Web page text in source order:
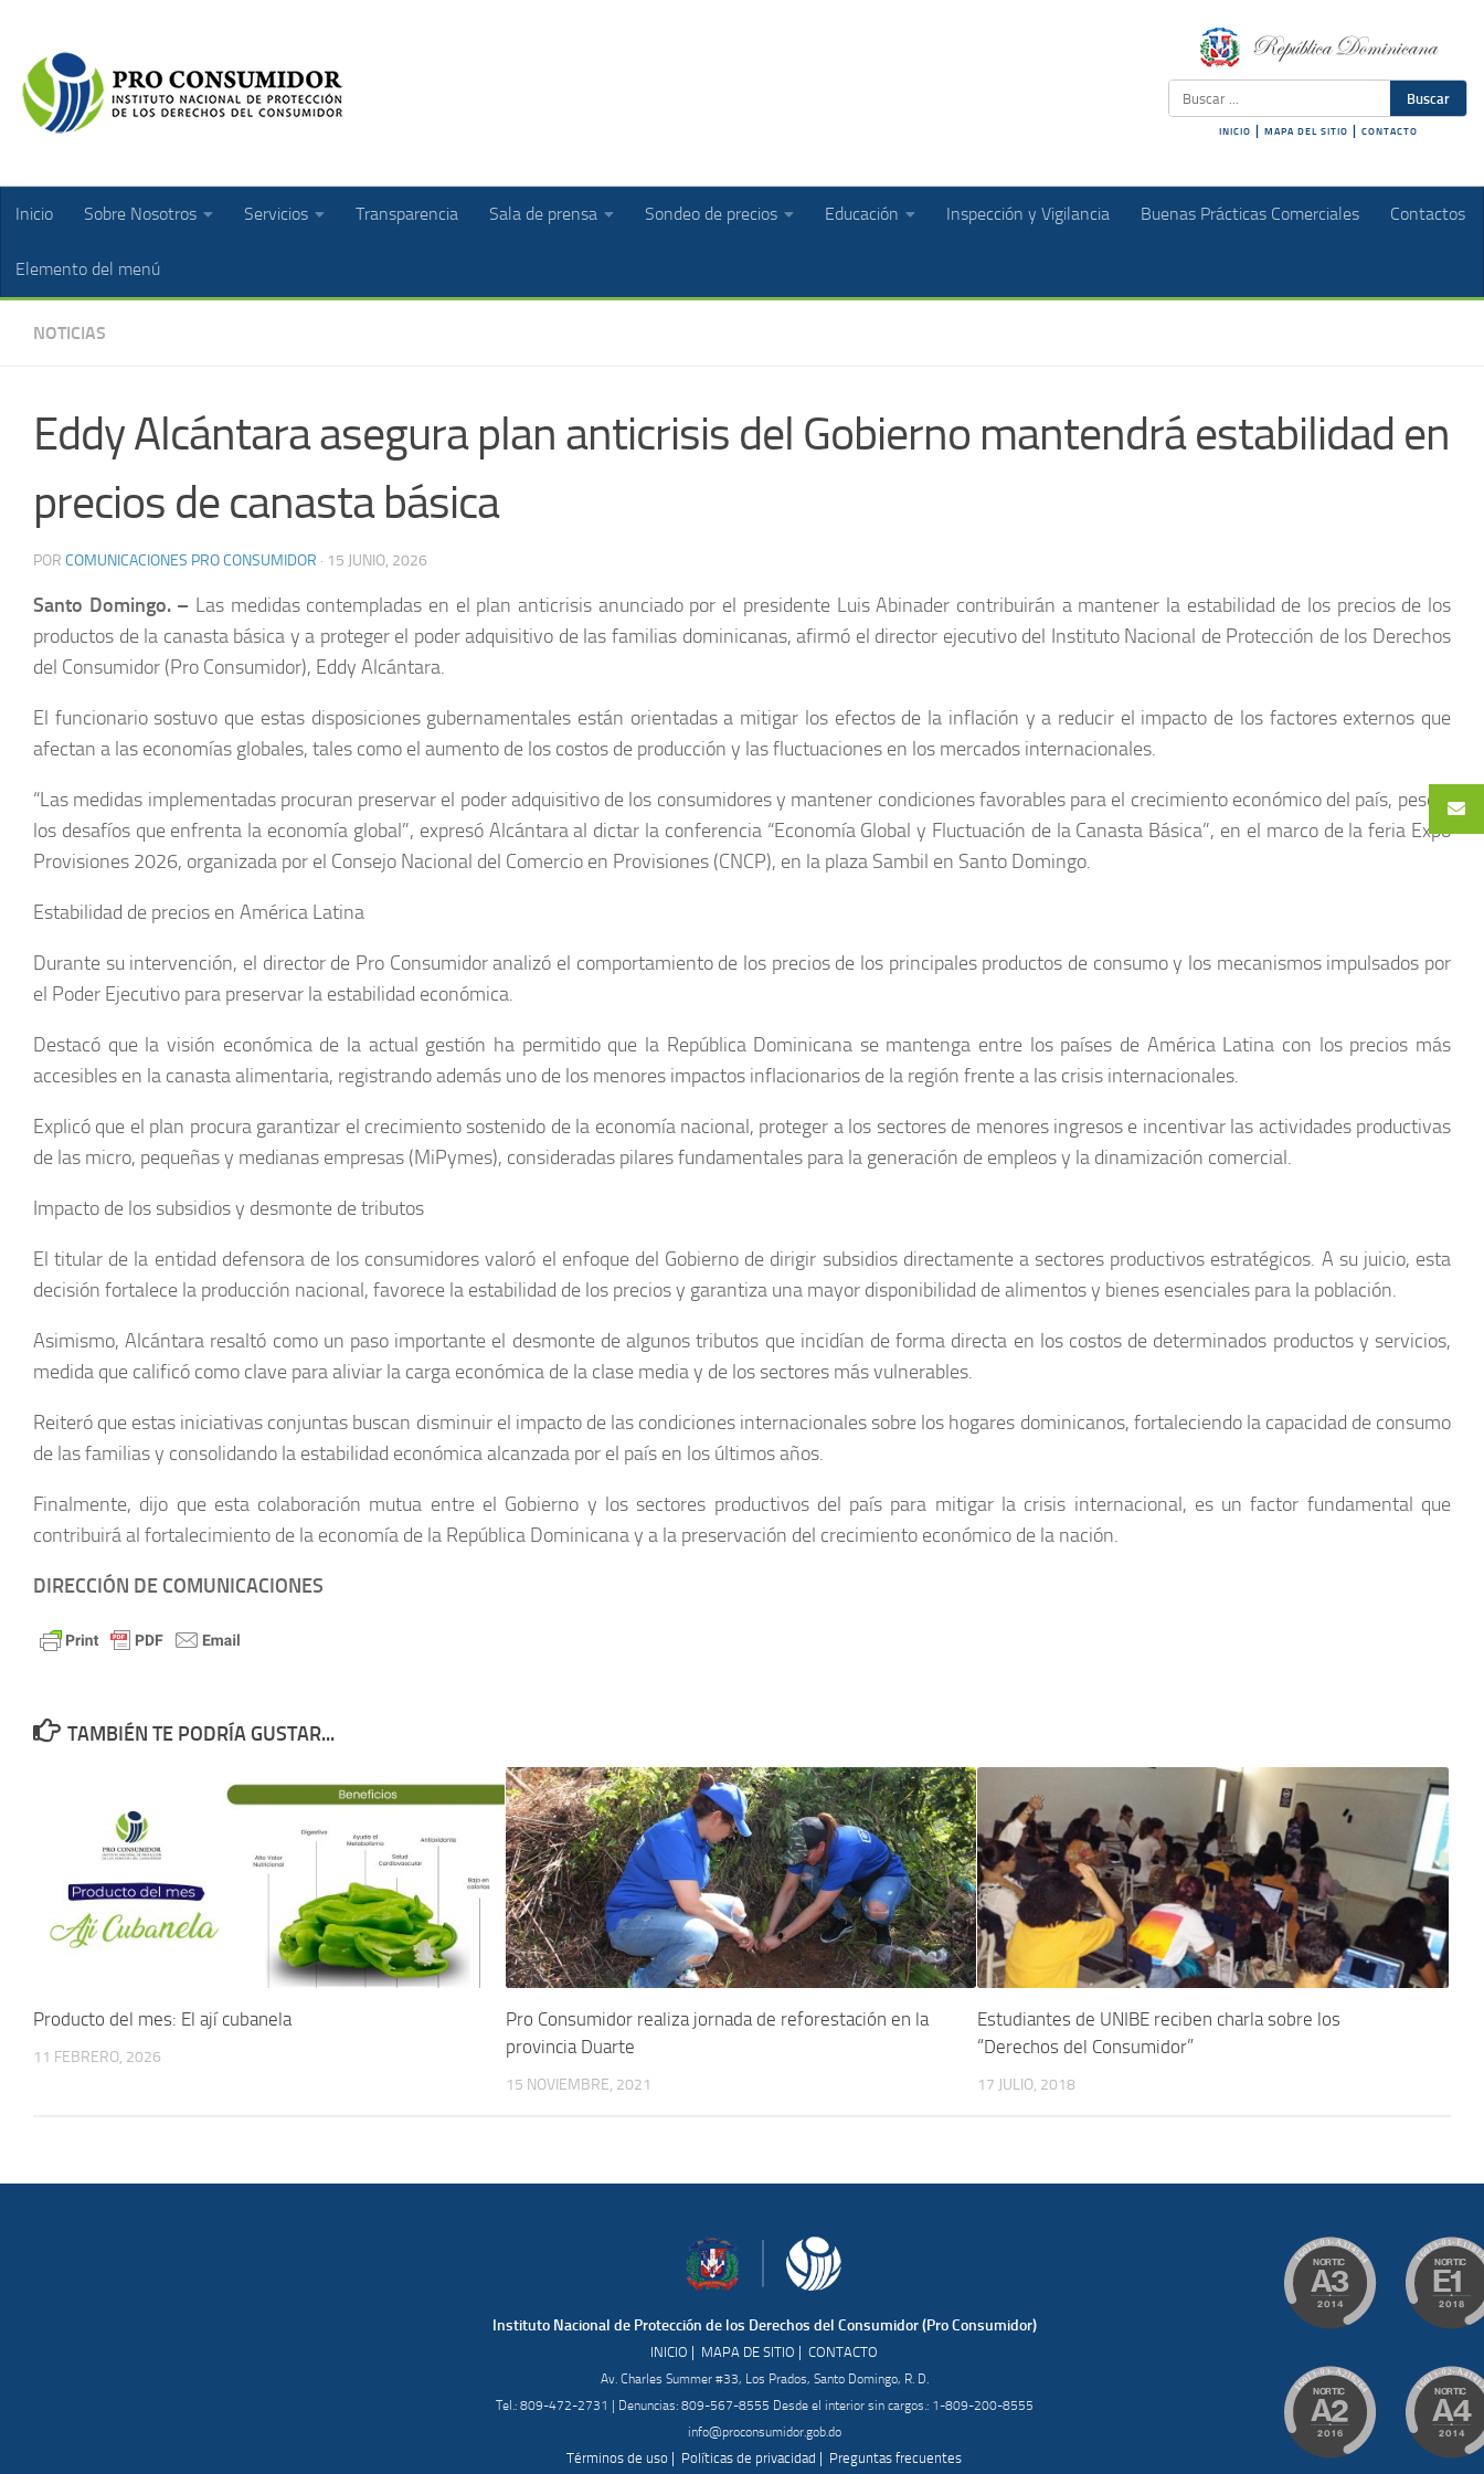
Buscar
INICIO MAPA DEL SITIO CONTACTO
Inicio Sobre Nosotros Servicios Transparencia Sala de prensa Sondeo de precios Educación Inspección y Vigilancia Buenas Prácticas Comerciales Contactos
Elemento del menú
NOTICIAS
Eddy Alcántara asegura plan anticrisis del Gobierno mantendrá estabilidad en
precios de canasta básica
POR COMUNICACIONES PRO CONSUMIDOR · 15 JUNIO, 2026
Santo Domingo. – Las medidas contempladas en el plan anticrisis anunciado por el presidente Luis Abinader contribuirán a mantener la estabilidad de los precios de los
productos de la canasta básica y a proteger el poder adquisitivo de las familias dominicanas, afirmó el director ejecutivo del Instituto Nacional de Protección de los Derechos
del Consumidor (Pro Consumidor), Eddy Alcántara.
El funcionario sostuvo que estas disposiciones gubernamentales están orientadas a mitigar los efectos de la inflación y a reducir el impacto de los factores externos que
afectan a las economías globales, tales como el aumento de los costos de producción y las fluctuaciones en los mercados internacionales.
“Las medidas implementadas procuran preservar el poder adquisitivo de los consumidores y mantener condiciones favorables para el crecimiento económico del país, pese a
los desafíos que enfrenta la economía global”, expresó Alcántara al dictar la conferencia “Economía Global y Fluctuación de la Canasta Básica”, en el marco de la feria Expo
Provisiones 2026, organizada por el Consejo Nacional del Comercio en Provisiones (CNCP), en la plaza Sambil en Santo Domingo.
Estabilidad de precios en América Latina
Durante su intervención, el director de Pro Consumidor analizó el comportamiento de los precios de los principales productos de consumo y los mecanismos impulsados por
el Poder Ejecutivo para preservar la estabilidad económica.
Destacó que la visión económica de la actual gestión ha permitido que la República Dominicana se mantenga entre los países de América Latina con los precios más
accesibles en la canasta alimentaria, registrando además uno de los menores impactos inflacionarios de la región frente a las crisis internacionales.
Explicó que el plan procura garantizar el crecimiento sostenido de la economía nacional, proteger a los sectores de menores ingresos e incentivar las actividades productivas
de las micro, pequeñas y medianas empresas (MiPymes), consideradas pilares fundamentales para la generación de empleos y la dinamización comercial.
Impacto de los subsidios y desmonte de tributos
El titular de la entidad defensora de los consumidores valoró el enfoque del Gobierno de dirigir subsidios directamente a sectores productivos estratégicos. A su juicio, esta
decisión fortalece la producción nacional, favorece la estabilidad de los precios y garantiza una mayor disponibilidad de alimentos y bienes esenciales para la población.
Asimismo, Alcántara resaltó como un paso importante el desmonte de algunos tributos que incidían de forma directa en los costos de determinados productos y servicios,
medida que calificó como clave para aliviar la carga económica de la clase media y de los sectores más vulnerables.
Reiteró que estas iniciativas conjuntas buscan disminuir el impacto de las condiciones internacionales sobre los hogares dominicanos, fortaleciendo la capacidad de consumo
de las familias y consolidando la estabilidad económica alcanzada por el país en los últimos años.
Finalmente, dijo que esta colaboración mutua entre el Gobierno y los sectores productivos del país para mitigar la crisis internacional, es un factor fundamental que
contribuirá al fortalecimiento de la economía de la República Dominicana y a la preservación del crecimiento económico de la nación.
DIRECCIÓN DE COMUNICACIONES
TAMBIÉN TE PODRÍA GUSTAR...
Producto del mes: El ají cubanela
11 FEBRERO, 2026
Pro Consumidor realiza jornada de reforestación en la
provincia Duarte
15 NOVIEMBRE, 2021
Estudiantes de UNIBE reciben charla sobre los
“Derechos del Consumidor”
17 JULIO, 2018
Instituto Nacional de Protección de los Derechos del Consumidor (Pro Consumidor)
INICIO | MAPA DE SITIO | CONTACTO
Av. Charles Summer #33, Los Prados, Santo Domingo, R. D.
Tel.: 809-472-2731 | Denuncias: 809-567-8555 Desde el interior sin cargos.: 1-809-200-8555
info@proconsumidor.gob.do
Términos de uso | Políticas de privacidad | Preguntas frecuentes